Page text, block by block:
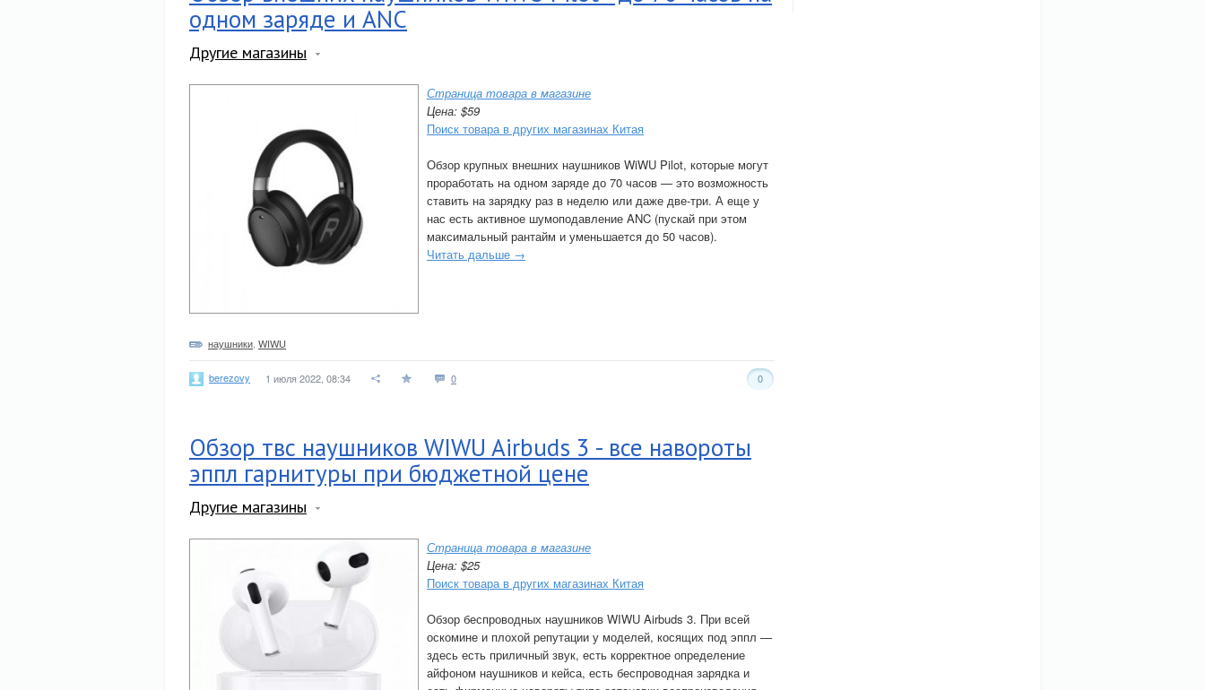
одном заряде и ANC
Другие магазины
Страница товара в магазине
Цена: $59
Поиск товара в других магазинах Китая
Обзор крупных внешних наушников WiWU Pilot, которые могут
проработать на одном заряде до 70 часов — это возможность
ставить на зарядку раз в неделю или даже две-три. А еще у
нас есть активное шумоподавление ANC (пускай при этом
максимальный рантайм и уменьшается до 50 часов).
Читать дальше →
наушники WIWU
berezovy 1 июля 2022, 08:34 0 0
Обзор твс наушников WIWU Airbuds 3 - все навороты
эппл гарнитуры при бюджетной цене
Другие магазины
Страница товара в магазине
Цена: $25
Поиск товара в других магазинах Китая
Обзор беспроводных наушников WIWU Airbuds 3. При всей
оскомине и плохой репутации у моделей, косящих под эппл —
здесь есть приличный звук, есть корректное определение
айфоном наушников и кейса, есть беспроводная зарядка и